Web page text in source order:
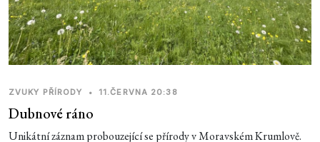
ZVUKY PŘÍRODY • 11.ČERVNA 20:38
Dubnové ráno
Unikátní záznam probouzející se přírody v Moravském Krumlově.